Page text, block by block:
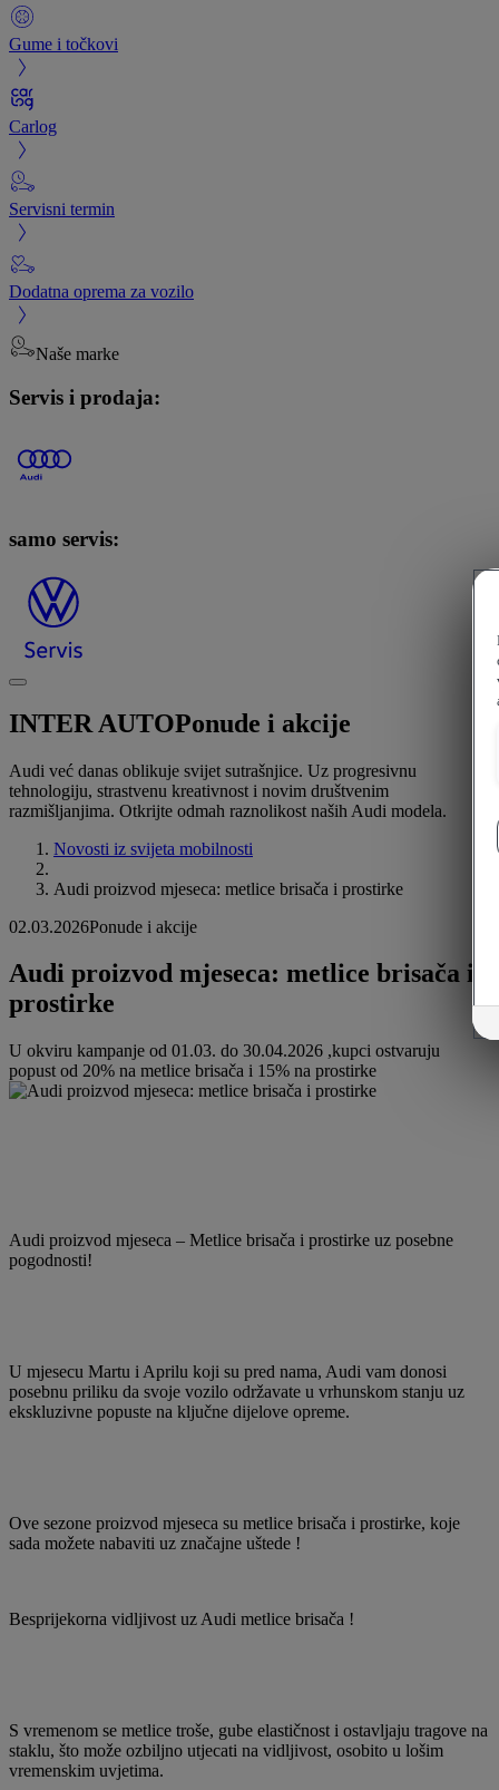
Gume i točkovi
Carlog
Servisni termin
Dodatna oprema za vozilo
Naše marke
Servis i prodaja:
samo servis:
INTER AUTOPonude i akcije
Audi već danas oblikuje svijet sutrašnjice. Uz progresivnu
tehnologiju, strastvenu kreativnost i novim društvenim
razmišljanjima. Otkrijte odmah raznolikost naših Audi modela.
Novosti iz svijeta mobilnosti
Audi proizvod mjeseca: metlice brisača i prostirke
02.03.2026Ponude i akcije
Audi proizvod mjeseca: metlice brisača i
prostirke
U okviru kampanje od 01.03. do 30.04.2026 ,kupci ostvaruju
popust od 20% na metlice brisača i 15% na prostirke
Audi proizvod mjeseca – Metlice brisača i prostirke uz posebne
pogodnosti!
U mjesecu Martu i Aprilu koji su pred nama, Audi vam donosi
posebnu priliku da svoje vozilo održavate u vrhunskom stanju uz
ekskluzivne popuste na ključne dijelove opreme.
Ove sezone proizvod mjeseca su metlice brisača i prostirke, koje
sada možete nabaviti uz značajne uštede !
Besprijekorna vidljivost uz Audi metlice brisača !
S vremenom se metlice troše, gube elastičnost i ostavljaju tragove na
staklu, što može ozbiljno utjecati na vidljivost, osobito u lošim
vremenskim uvjetima.